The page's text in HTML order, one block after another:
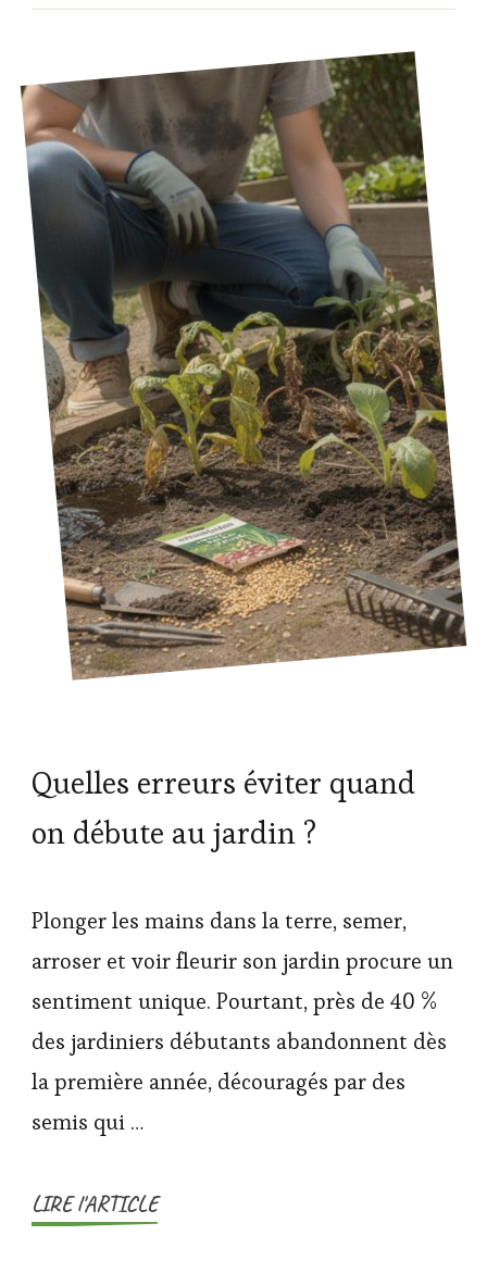
Quelles erreurs éviter quand
on débute au jardin ?
Plonger les mains dans la terre, semer,
arroser et voir fleurir son jardin procure un
sentiment unique. Pourtant, près de 40 %
des jardiniers débutants abandonnent dès
la première année, découragés par des
semis qui …
LIRE l'ARTICLE